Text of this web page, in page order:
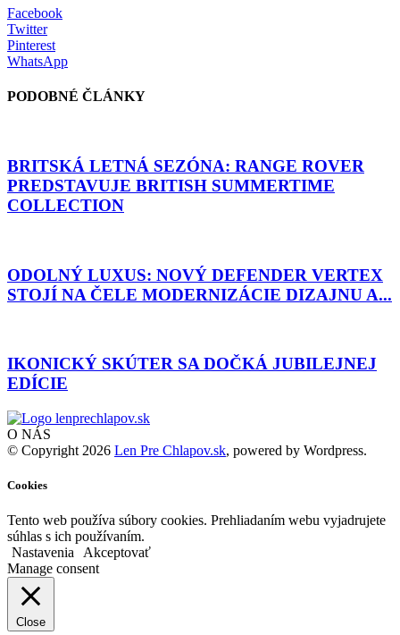
Facebook
Twitter
Pinterest
WhatsApp
PODOBNÉ ČLÁNKY
BRITSKÁ LETNÁ SEZÓNA: RANGE ROVER
PREDSTAVUJE BRITISH SUMMERTIME
COLLECTION
ODOLNÝ LUXUS: NOVÝ DEFENDER VERTEX
STOJÍ NA ČELE MODERNIZÁCIE DIZAJNU A...
IKONICKÝ SKÚTER SA DOČKÁ JUBILEJNEJ
EDÍCIE
O NÁS
© Copyright 2026 Len Pre Chlapov.sk, powered by Wordpress.
Cookies
Tento web používa súbory cookies. Prehliadaním webu vyjadrujete
súhlas s ich používaním.
Nastavenia
Akceptovať
Manage consent
Close